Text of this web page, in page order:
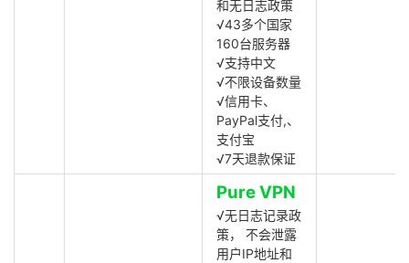
和无日志政策
√43多个国家
160台服务器
√支持中文
√不限设备数量
√信用卡、
PayPal支付,、
支付宝
√7天退款保证
Pure VPN
√无日志记录政
策， 不会泄露
用户IP地址和